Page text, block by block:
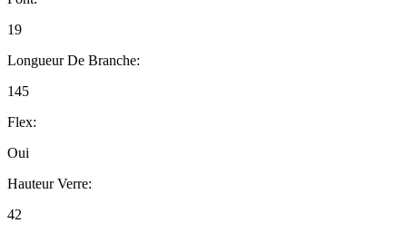
19
Longueur De Branche:
145
Flex:
Oui
Hauteur Verre:
42